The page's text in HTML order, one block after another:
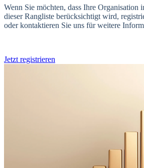
Wenn Sie möchten, dass Ihre Organisation
dieser Rangliste berücksichtigt wird,
oder kontaktieren Sie uns für weitere
Jetzt registrieren